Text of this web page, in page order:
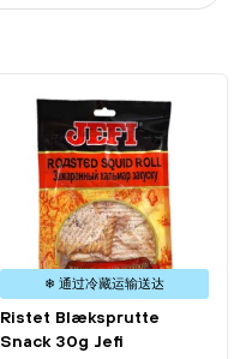
❄ 通过冷藏运输送达
Ristet Blæksprutte
Snack 30g Jefi